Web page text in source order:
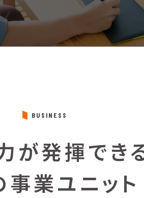
BUSINESS
が発揮できる
業ユニット